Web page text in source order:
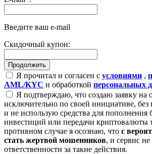
Введите ваш e-mail
Скидочный купон:
Я прочитал и согласен с условиями ,
AML/KYC и обработкой персональных
Я подтверждаю, что создаю заявку на
исключительно по своей инициативе, без
и не использую средства для пополнения
инвестиций или передачи криптовалюты
противном случае я осознаю, что с
стать жертвой мошенников, и сервис не
ответственности за такие действия.